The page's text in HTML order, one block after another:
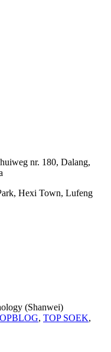
nr. 180, Dalang,
Hexi Town, Lufeng
(Shanwei)
, TOP SOEK,